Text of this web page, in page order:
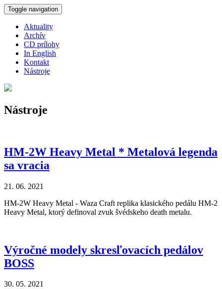
Skočiť na hlavný obsah
Toggle navigation
Aktuality
Archív
CD prílohy
In English
Kontakt
Nástroje
Nástroje
HM-2W Heavy Metal * Metalová legenda
sa vracia
21. 06. 2021
HM-2W Heavy Metal - Waza Craft replika klasického pedálu HM-2
Heavy Metal, ktorý definoval zvuk švédskeho death metalu.
Výročné modely skresľovacích pedálov
BOSS
30. 05. 2021